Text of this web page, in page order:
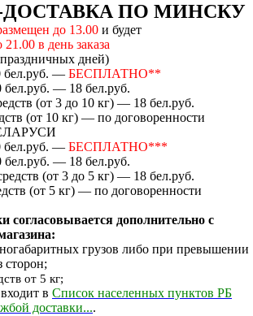
ДОСТАВКА ПО МИНСКУ
до 13.00 и будет
в день заказа
дней)
бел.руб. — БЕСПЛАТНО**
бел.руб. — 18 бел.руб.
(от 3 до 10 кг) — 18 бел.руб.
(от 10 кг) — по договоренности
бел.руб. — БЕСПЛАТНО***
бел.руб. — 18 бел.руб.
(от 3 до 5 кг) — 18 бел.руб.
(от 5 кг) — по договоренности
согласовывается дополнительно с
грузов либо при превышении
сторон;
от 5 кг;
в Список населенных пунктов РБ
доставки....